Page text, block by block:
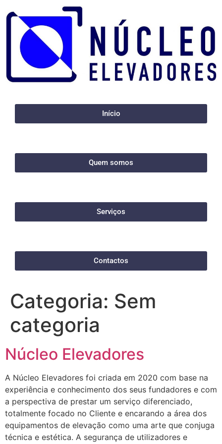
Início
Quem somos
Serviços
Contactos
Categoria: Sem
categoria
Núcleo Elevadores
A Núcleo Elevadores foi criada em 2020 com base na
experiência e conhecimento dos seus fundadores e com
a perspectiva de prestar um serviço diferenciado,
totalmente focado no Cliente e encarando a área dos
equipamentos de elevação como uma arte que conjuga
técnica e estética. A segurança de utilizadores e